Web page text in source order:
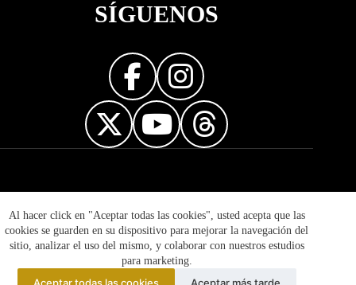
Al hacer click en "Aceptar todas las cookies", usted acepta que las
cookies se guarden en su dispositivo para mejorar la navegación del
sitio, analizar el uso del mismo, y colaborar con nuestros estudios
para marketing.
Aceptar todas las cookies Aceptar más tarde
SÍGUENOS